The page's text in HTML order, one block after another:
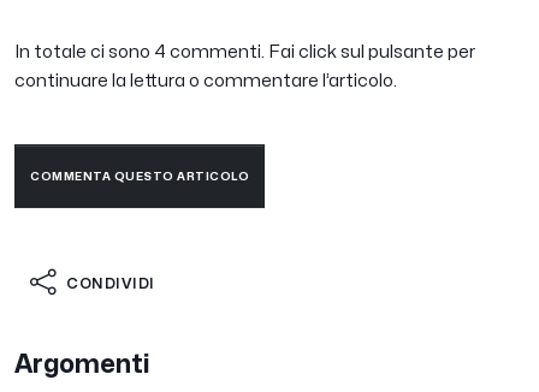
In totale ci sono 4 commenti. Fai click sul pulsante per
continuare la lettura o commentare l’articolo.
COMMENTA QUESTO ARTICOLO
CONDIVIDI
Argomenti